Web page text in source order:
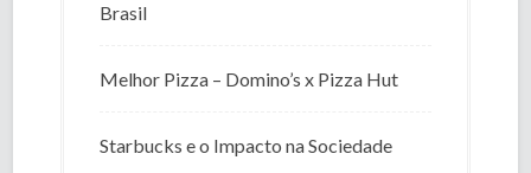
Brasil
Melhor Pizza – Domino’s x Pizza Hut
Starbucks e o Impacto na Sociedade